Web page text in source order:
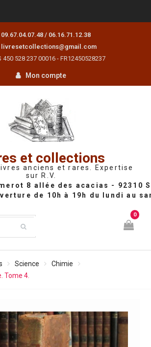
09.67.04.07.48 / 06.16.71.12.38
livresetcollections@gmail.com
450 528 237 00016 - FR12450528237
Mon compte
et collections
anciens et rares. Expertise
sur R.V.
0
Science
Chimie
Tome 4.